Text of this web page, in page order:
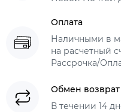
Оплата
Наличными в
на расчетный
Рассрочка/
Обмен возврат
В течении 14